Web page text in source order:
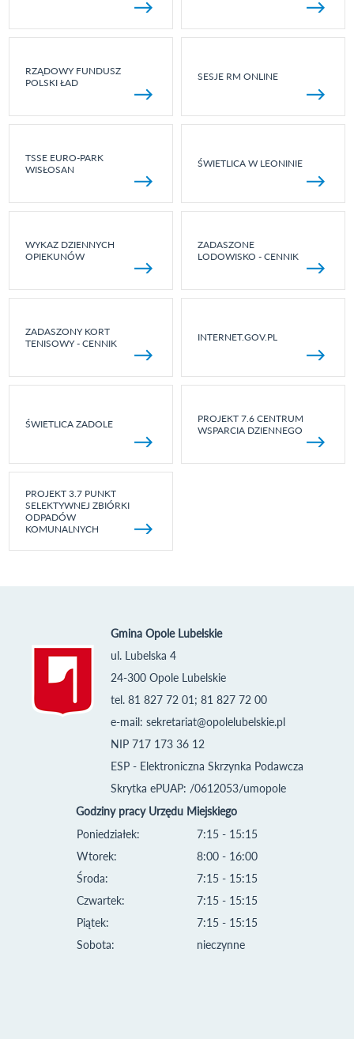
RZĄDOWY FUNDUSZ
POLSKI ŁAD
SESJE RM ONLINE
TSSE EURO-PARK
WISŁOSAN
ŚWIETLICA W LEONINIE
WYKAZ DZIENNYCH
OPIEKUNÓW
ZADASZONE
LODOWISKO - CENNIK
ZADASZONY KORT
TENISOWY - CENNIK
INTERNET.GOV.PL
ŚWIETLICA ZADOLE
PROJEKT 7.6 CENTRUM
WSPARCIA DZIENNEGO
PROJEKT 3.7 PUNKT
SELEKTYWNEJ ZBIÓRKI
ODPADÓW
KOMUNALNYCH
Gmina Opole Lubelskie
ul. Lubelska 4
24-300 Opole Lubelskie
tel. 81 827 72 01; 81 827 72 00
e-mail: sekretariat@opolelubelskie.pl
NIP 717 173 36 12
ESP - Elektroniczna Skrzynka Podawcza
Skrytka ePUAP: /0612053/umopole
Godziny pracy Urzędu Miejskiego
Poniedziałek:
Wtorek:
Środa:
Czwartek:
Piątek:
Sobota:
7:15 - 15:15
8:00 - 16:00
7:15 - 15:15
7:15 - 15:15
7:15 - 15:15
nieczynne